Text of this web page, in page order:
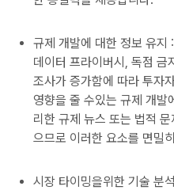
규제 개발에 대한 정보 유지 :
데이터 프라이버시, 독점 금
조사가 증가함에 따라 투자
영향을 줄 수있는 규제 개발
리한 규제 뉴스 또는 법적
으므로 이러한 요소를 면밀
시장 타이밍을위한 기술 분